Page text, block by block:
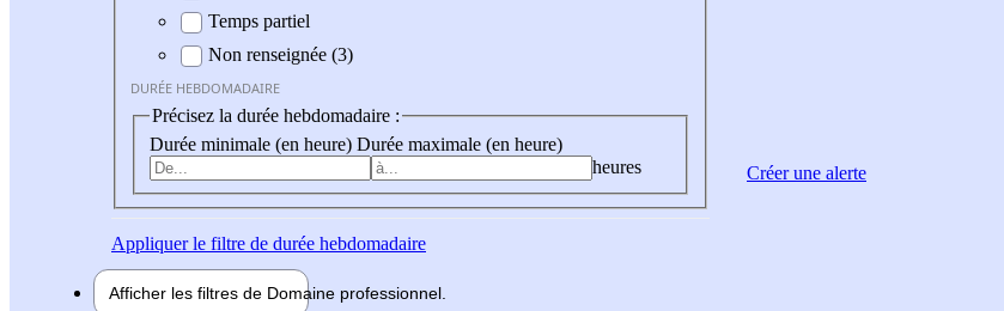
Temps partiel
Non renseignée (3)
DURÉE HEBDOMADAIRE
Précisez la durée hebdomadaire :
Durée minimale (en heure) Durée maximale (en heure)
heures
Appliquerle filtre de durée hebdomadaire
Afficher les filtres de Domaine professionnel
Créer une alerte